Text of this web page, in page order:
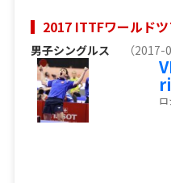
2017 ITTFワールド
男子シングルス （2017-